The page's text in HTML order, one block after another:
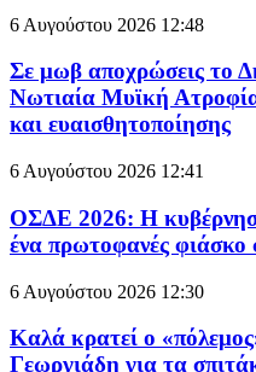
6 Αυγούστου 2026 12:48
Σε μωβ αποχρώσεις το
Νωτιαία Μυϊκή
και ευαισθητοποίησης
6 Αυγούστου 2026 12:41
ΟΣΔΕ 2026: Η κυβέρνηση
ένα πρωτοφανές φιάσκο
6 Αυγούστου 2026 12:30
Καλά κρατεί ο
Γεωργιάδη για τα